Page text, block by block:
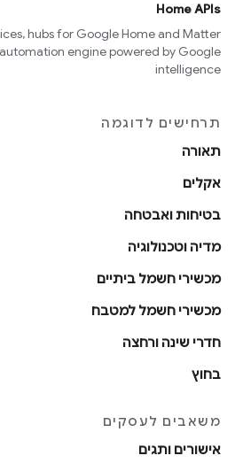
Home APIs
hubs for Google Home and Matter
engine powered by Google
intelligence
תרחישים לדוגמה
תאורה
אקלים
בטיחות ואבטחה
מדיה וטכנולוגיה
מכשירי חשמל ביתיים
מכשירי חשמל למטבח
חדרי שינה ורחצה
בחוץ
משאבים לעסקים
אישורים ותגים